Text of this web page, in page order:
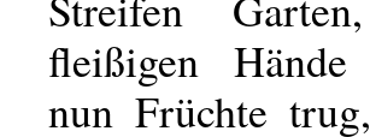
fleißigen Hände
nun Früchte